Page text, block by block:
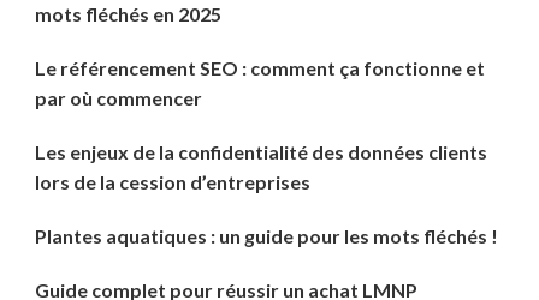
mots fléchés en 2025
Le référencement SEO : comment ça fonctionne et
par où commencer
Les enjeux de la confidentialité des données clients
lors de la cession d’entreprises
Plantes aquatiques : un guide pour les mots fléchés !
Guide complet pour réussir un achat LMNP